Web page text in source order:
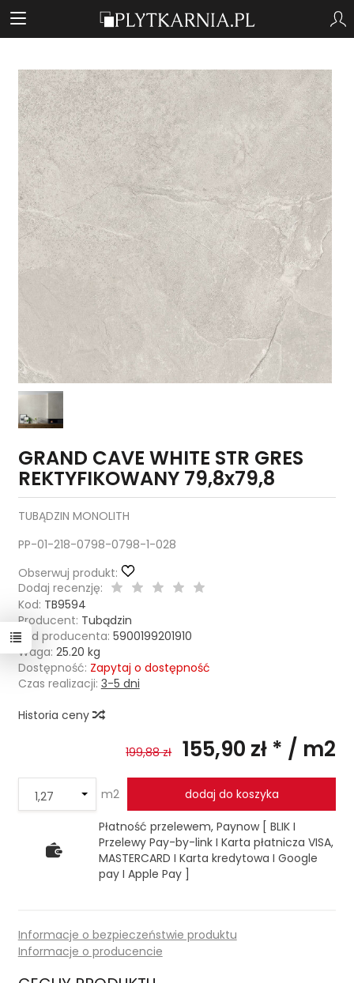
GRAND CAVE WHITE STR GRES
REKTYFIKOWANY 79,8x79,8
TUBĄDZIN MONOLITH
PP-01-218-0798-0798-1-028
Obserwuj produkt:
Dodaj recenzję:
Kod: TB9594
Producent: Tubądzin
Kod producenta: 5900199201910
Waga: 25.20 kg
Dostępność: Zapytaj o dostępność
Czas realizacji: 3-5 dni
Historia ceny
199,88 zł 155,90 zł * / m2
m2 dodaj do koszyka
Płatność przelewem, Paynow [ BLIK I
Przelewy Pay-by-link I Karta płatnicza VISA,
MASTERCARD I Karta kredytowa I Google
pay I Apple Pay ]
Informacje o bezpieczeństwie produktu
Informacje o producencie